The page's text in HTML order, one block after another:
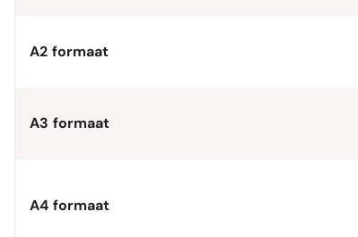
A2 formaat
A3 formaat
A4 formaat